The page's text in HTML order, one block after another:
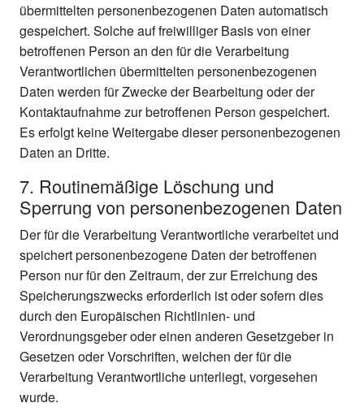
übermittelten personenbezogenen Daten automatisch
gespeichert. Solche auf freiwilliger Basis von einer
betroffenen Person an den für die Verarbeitung
Verantwortlichen übermittelten personenbezogenen
Daten werden für Zwecke der Bearbeitung oder der
Kontaktaufnahme zur betroffenen Person gespeichert.
Es erfolgt keine Weitergabe dieser personenbezogenen
Daten an Dritte.
7. Routinemäßige Löschung und
Sperrung von personenbezogenen Daten
Der für die Verarbeitung Verantwortliche verarbeitet und
speichert personenbezogene Daten der betroffenen
Person nur für den Zeitraum, der zur Erreichung des
Speicherungszwecks erforderlich ist oder sofern dies
durch den Europäischen Richtlinien- und
Verordnungsgeber oder einen anderen Gesetzgeber in
Gesetzen oder Vorschriften, welchen der für die
Verarbeitung Verantwortliche unterliegt, vorgesehen
wurde.